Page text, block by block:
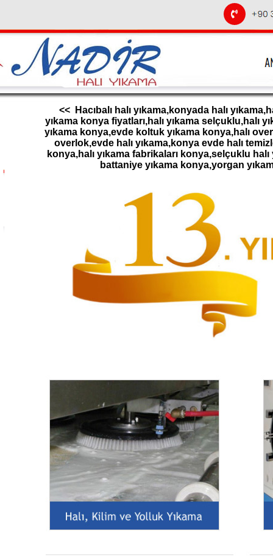
<< Hacıbalı halı yıkama,konyada halı
yıkama konya fiyatları,halı yıkama selçuklu,halı
yıkama konya,evde koltuk yıkama konya,halı
overlok,evde halı yıkama,konya evde halı
konya,halı yıkama fabrikaları konya,selçuklu
battaniye yıkama konya,yorgan